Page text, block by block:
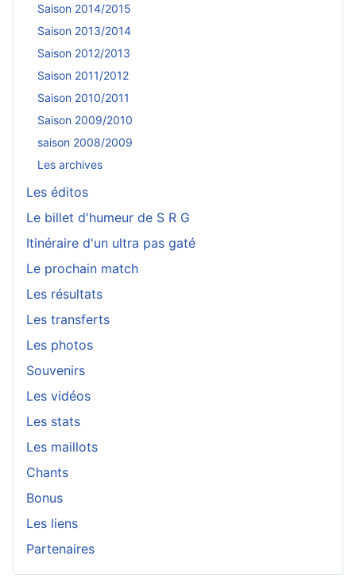
Saison 2014/2015
Saison 2013/2014
Saison 2012/2013
Saison 2011/2012
Saison 2010/2011
Saison 2009/2010
saison 2008/2009
Les archives
Les éditos
Le billet d'humeur de S R G
Itinéraire d'un ultra pas gaté
Le prochain match
Les résultats
Les transferts
Les photos
Souvenirs
Les vidéos
Les stats
Les maillots
Chants
Bonus
Les liens
Partenaires